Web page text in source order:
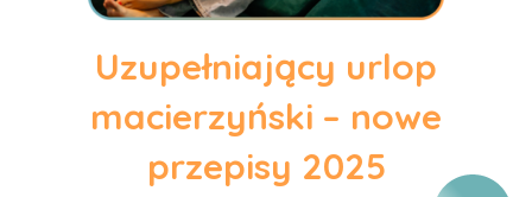
Uzupełniający urlop
macierzyński – nowe
przepisy 2025